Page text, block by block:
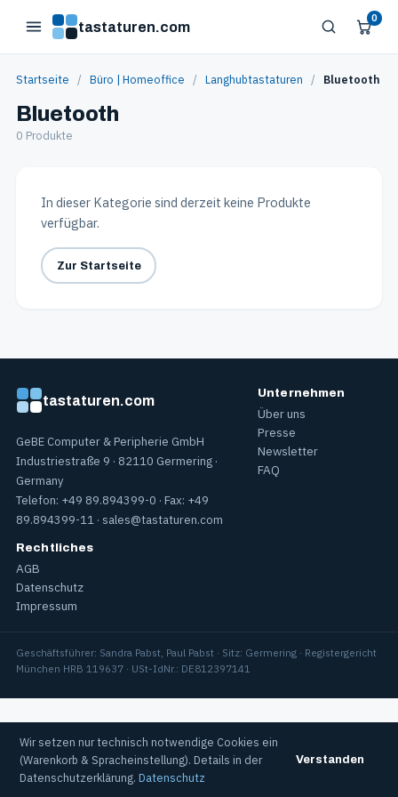
tastaturen.com
0
Startseite / Büro | Homeoffice / Langhubtastaturen / Bluetooth
Bluetooth
0 Produkte
In dieser Kategorie sind derzeit keine Produkte
verfügbar.
Zur Startseite
tastaturen.com
GeBE Computer & Peripherie GmbH
Industriestraße 9 · 82110 Germering ·
Germany
Telefon: +49 89.894399-0 · Fax: +49
89.894399-11 · sales@tastaturen.com
Unternehmen
Über uns
Presse
Newsletter
FAQ
Rechtliches
AGB
Datenschutz
Impressum
Geschäftsführer: Sandra Pabst, Paul Pabst · Sitz: Germering · Registergericht
München HRB 119637 · USt-IdNr.: DE812397141
Wir setzen nur technisch notwendige Cookies ein
(Warenkorb & Spracheinstellung). Details in der
Datenschutzerklärung. Datenschutz
Verstanden